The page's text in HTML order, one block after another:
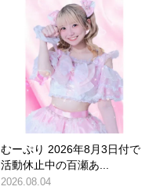
むーぷり 2026年8月3日付で
活動休止中の百瀬あ...
2026.08.04